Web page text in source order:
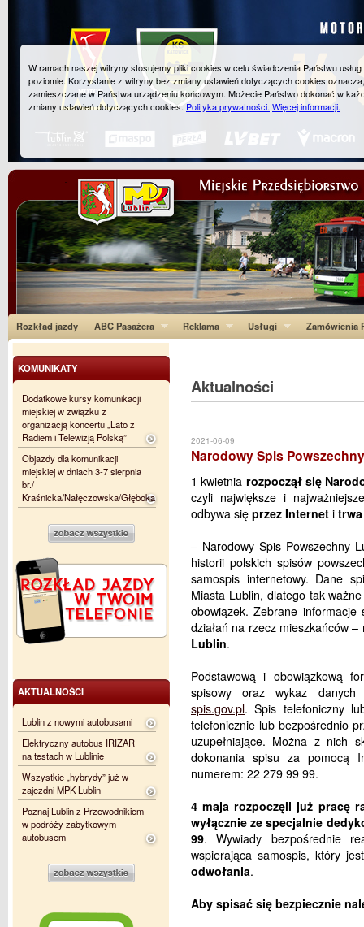
Rozkład jazdy ABC Pasażera Reklama Usługi Zamówienia
Aktualności
2021-06-09
Narodowy Spis
1 kwietnia rozpoczął się
czyli największe i
odbywa się przez Internet i
– Narodowy Spis Powszechny
historii polskich spisów
samospis internetowy. Dane
Miasta Lublin, dlatego tak
obowiązek. Zebrane
działań na rzecz mieszkańców
Lublin.
Podstawową i obowiązkową
spisowy oraz wykaz
spis.gov.pl. Spis telefoniczny
telefonicznie lub bezpośrednio
uzupełniające. Można z nich
dokonania spisu za pomocą
numerem: 22 279 99 99.
4 maja rozpoczęli już pracę
wyłącznie ze specjalnie
99. Wywiady bezpośrednie
wspierająca samospis, który
odwołania.
Aby spisać się bezpiecznie
KOMUNIKATY
Dodatkowe kursy komunikacji
miejskiej w związku z
organizacją koncertu „Lato z
Radiem i Telewizją Polską”
Objazdy dla komunikacji
miejskiej w dniach 3-7 sierpnia
br./
Kraśnicka/Nałęczowska/Głęboka
AKTUALNOŚCI
Lublin z nowymi autobusami
Elektryczny autobus IRIZAR
na testach w Lublinie
Wszystkie „hybrydy” już w
zajezdni MPK Lublin
Poznaj Lublin z Przewodnikiem
w podróży zabytkowym
autobusem
W ramach naszej witryny stosujemy pliki cookies w celu świadczenia Państwu
poziomie. Korzystanie z witryny bez zmiany ustawień dotyczących cookies
zamieszczane w Państwa urządzeniu końcowym. Możecie Państwo dokonać w
zmiany ustawień dotyczących cookies.Polityka prywatności. Więcej informacji.